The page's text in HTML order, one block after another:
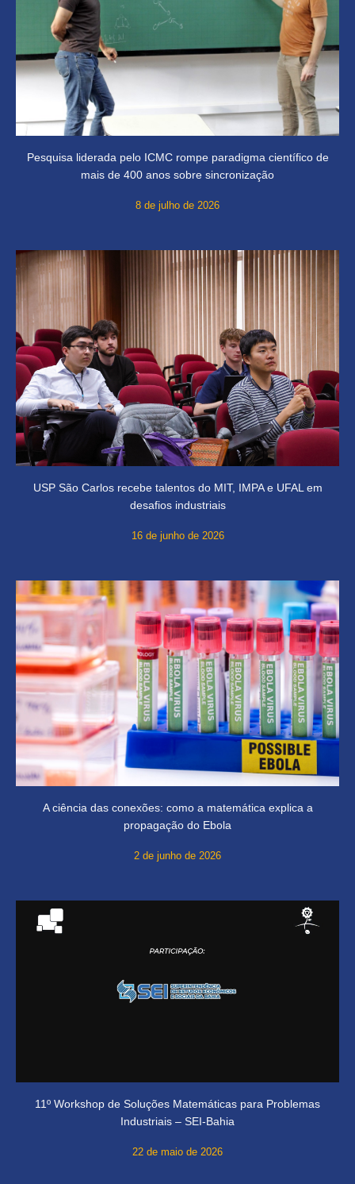
Pesquisa liderada pelo ICMC rompe paradigma científico de
mais de 400 anos sobre sincronização
8 de julho de 2026
USP São Carlos recebe talentos do MIT, IMPA e UFAL em
desafios industriais
16 de junho de 2026
A ciência das conexões: como a matemática explica a
propagação do Ebola
2 de junho de 2026
11º Workshop de Soluções Matemáticas para Problemas
Industriais – SEI-Bahia
22 de maio de 2026